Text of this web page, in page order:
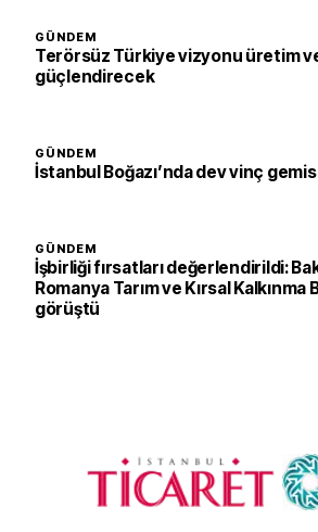
GÜNDEM
Terörsüz Türkiye vizyonu üretim
güçlendirecek
GÜNDEM
İstanbul Boğazı’nda dev vinç
GÜNDEM
İşbirliği fırsatları değerlendirildi:
Romanya Tarım ve Kırsal Kalkınma
görüştü